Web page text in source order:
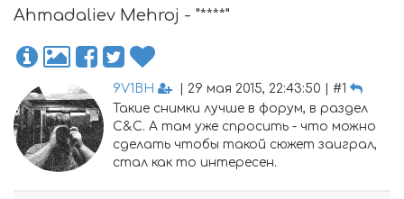
Ahmadaliev Mehroj - "****"
9V1BH
| 29 мая 2015, 22:43:50 | #1
Такие снимки лучше в форум, в раздел
C&C. А там уже спросить - что можно
сделать чтобы такой сюжет заиграл,
стал как то интересен.